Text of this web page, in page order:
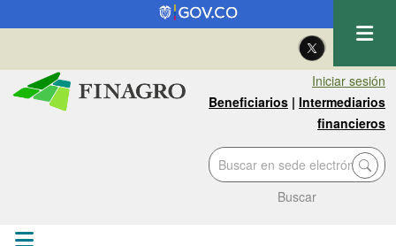
Pasar al contenido principal
| Eng
Iniciar sesión
Beneficiarios | Intermediarios
financieros
Buscar